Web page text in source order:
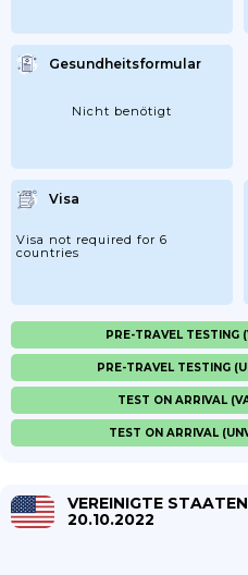
Gesundheitsformular
Nicht benötigt
Visa
Visa not required for 6
countries
PRE-TRAVEL TESTING
PRE-TRAVEL TESTING
TEST ON ARRIVAL
TEST ON ARRIVAL
VEREINIGTE STAATEN
20.10.2022